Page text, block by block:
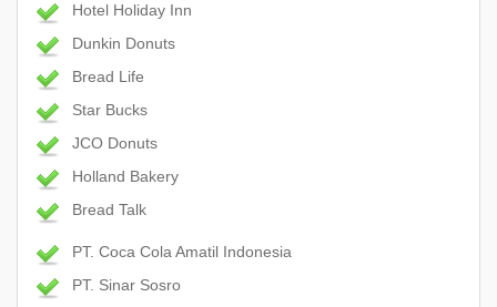
Hotel Holiday Inn
Dunkin Donuts
Bread Life
Star Bucks
JCO Donuts
Holland Bakery
Bread Talk
PT. Coca Cola Amatil Indonesia
PT. Sinar Sosro